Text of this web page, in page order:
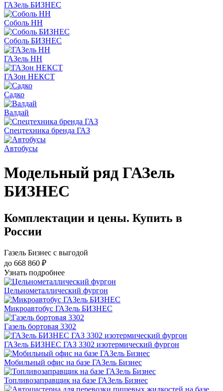
ГАЗель БИЗНЕС
Соболь НН
Соболь БИЗНЕС
ГАЗель НН
ГАЗон НЕКСТ
Садко
Валдай
Спецтехника бренда ГАЗ
Автобусы
Модельный ряд ГАЗель
БИЗНЕС
Комплектации и цены. Купить в
России
Газель Бизнес с выгодой
до 668 860 ₽
Узнать подробнее
Цельнометаллический фургон
Микроавтобус ГАЗель БИЗНЕС
Газель бортовая 3302
ГАЗель БИЗНЕС ГАЗ 3302 изотермический фургон
Мобильный офис на базе ГАЗель Бизнес
Топливозаправщик на базе ГАЗель Бизнес